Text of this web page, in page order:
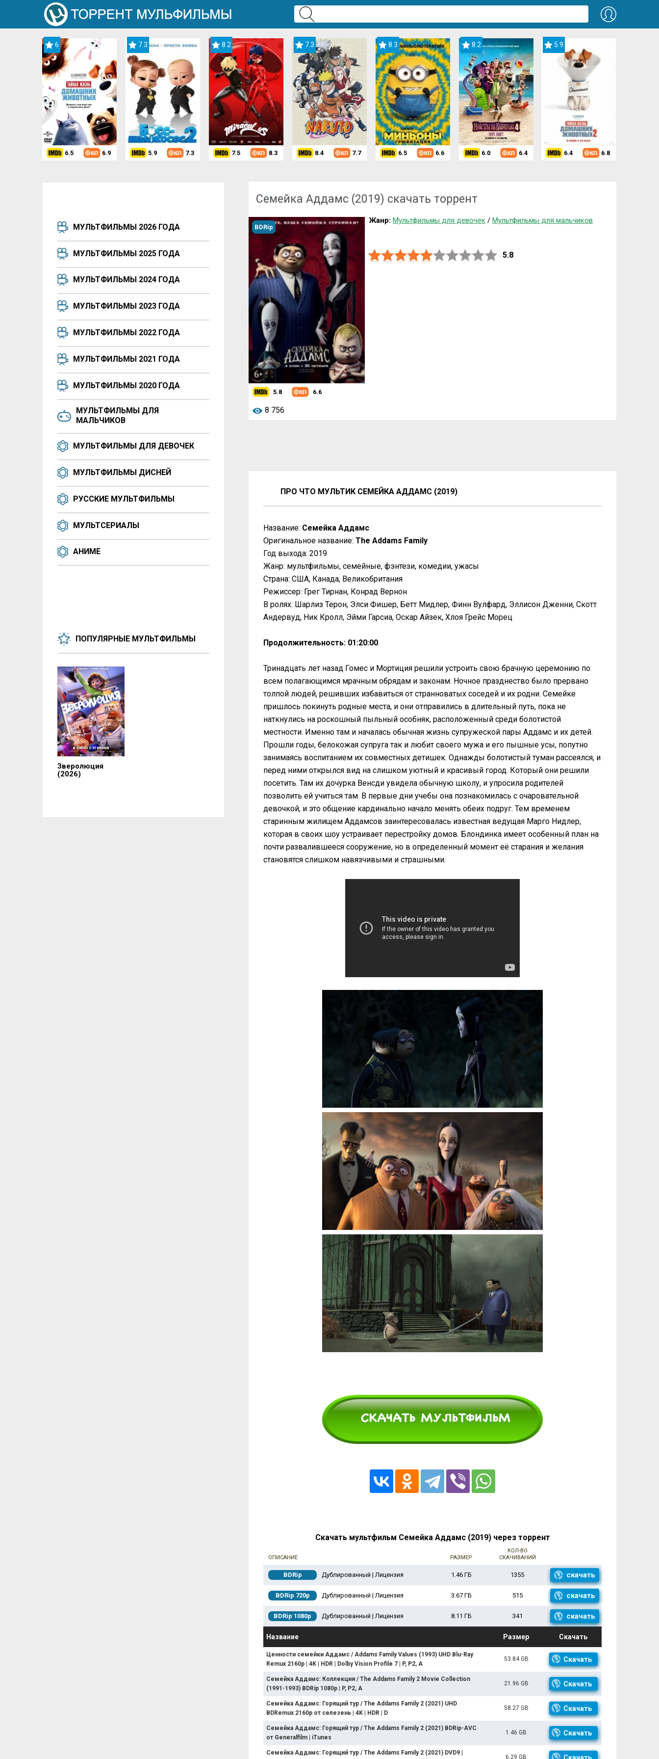
6
6.5 6.9
7.3
5.9 7.3
8.2
7.5 8.3
7.3
8.4 7.7
8.3
6.5 6.6
8.2
6.0 6.4
5.9
6.4 6.8
МУЛЬТФИЛЬМЫ 2026 ГОДА
МУЛЬТФИЛЬМЫ 2025 ГОДА
МУЛЬТФИЛЬМЫ 2024 ГОДА
МУЛЬТФИЛЬМЫ 2023 ГОДА
МУЛЬТФИЛЬМЫ 2022 ГОДА
МУЛЬТФИЛЬМЫ 2021 ГОДА
МУЛЬТФИЛЬМЫ 2020 ГОДА
МУЛЬТФИЛЬМЫ ДЛЯ
МАЛЬЧИКОВ
МУЛЬТФИЛЬМЫ ДЛЯ ДЕВОЧЕК
МУЛЬТФИЛЬМЫ ДИСНЕЙ
РУССКИЕ МУЛЬТФИЛЬМЫ
МУЛЬТСЕРИАЛЫ
АНИМЕ
ПОПУЛЯРНЫЕ МУЛЬТФИЛЬМЫ
Зверолюция
(2026)
Семейка Аддамс (2019) скачать торрент
BDRip
5.8 6.6
8 756
Жанр: Мультфильмы для девочек / Мультфильмы для мальчиков
5.8
ПРО ЧТО МУЛЬТИК СЕМЕЙКА АДДАМС (2019)
Название: Семейка Аддамс
Оригинальное название: The Addams Family
Год выхода: 2019
Жанр: мультфильмы, семейные, фэнтези, комедии, ужасы
Страна: США, Канада, Великобритания
Режиссер: Грег Тирнан, Конрад Вернон
В ролях: Шарлиз Терон, Элси Фишер, Бетт Мидлер, Финн Вулфард, Эллисон Дженни, Скотт
Андервуд, Ник Кролл, Эйми Гарсиа, Оскар Айзек, Хлоя Грейс Морец
Продолжительность: 01:20:00
Тринадцать лет назад Гомес и Мортиция решили устроить свою брачную церемонию по
всем полагающимся мрачным обрядам и законам. Ночное празднество было прервано
толпой людей, решивших избавиться от странноватых соседей и их родни. Семейке
пришлось покинуть родные места, и они отправились в длительный путь, пока не
наткнулись на роскошный пыльный особняк, расположенный среди болотистой
местности. Именно там и началась обычная жизнь супружеской пары Аддамс и их детей.
Прошли годы, белокожая супруга так и любит своего мужа и его пышные усы, попутно
занимаясь воспитанием их совместных детишек. Однажды болотистый туман рассеялся, и
перед ними открылся вид на слишком уютный и красивый город. Который они решили
посетить. Там их дочурка Венсди увидела обычную школу, и упросила родителей
позволить ей учиться там. В первые дни учебы она познакомилась с очаровательной
девочкой, и это общение кардинально начало менять обеих подруг. Тем временем
старинным жилищем Аддамсов заинтересовалась известная ведущая Марго Нидлер,
которая в своих шоу устраивает перестройку домов. Блондинка имеет особенный план на
почти развалившееся сооружение, но в определенный момент её старания и желания
становятся слишком навязчивыми и страшными.
Скачать мультфильм Семейка Аддамс (2019) через торрент
ОПИСАНИЕ РАЗМЕР
КОЛ-ВО
СКАЧИВАНИЙ
BDRip Дублированный | Лицензия 1.46 ГБ 1355 скачать
BDRip 720p Дублированный | Лицензия 3.67 ГБ 515 скачать
BDRip 1080p Дублированный | Лицензия 8.11 ГБ 341 скачать
Название Размер Скачать
Ценности семейки Аддамс / Addams Family Values (1993) UHD Blu-Ray
Remux 2160p | 4K | HDR | Dolby Vision Profile 7 | P, P2, A
53.84 GB Скачать
Семейка Аддамс: Коллекция / The Addams Family 2 Movie Collection
(1991-1993) BDRip 1080p | P, P2, A
21.96 GB Скачать
Семейка Аддамс: Горящий тур / The Addams Family 2 (2021) UHD
BDRemux 2160p от селезень | 4K | HDR | D
58.27 GB Скачать
Семейка Аддамс: Горящий тур / The Addams Family 2 (2021) BDRip-AVC
от Generalfilm | iTunes
1.46 GB Скачать
Семейка Аддамс: Горящий тур / The Addams Family 2 (2021) DVD9 |
6.29 GB Скачать